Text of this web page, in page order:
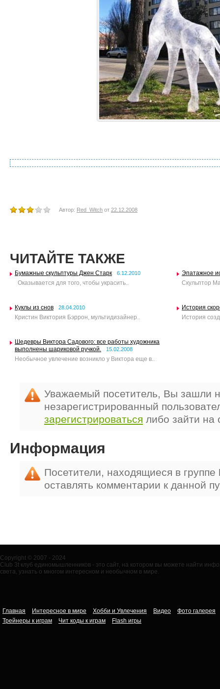
Автор: Red_Witch от 22.12.2008
ЧИТАЙТЕ ТАКЖЕ
Бумажные скульптуры Джен Старк 6.12.2010
Оказывается для того, чтобы украсить..
Эпатажное
Скульптор
Куклы из снов 28.04.2010
Кристин Виктория Бэррон, мультидизайнер..
История
История
Шедевры Виктора Садового: все работы художника
выполнены шариковой ручкой.
15.02.2008
Необычное увлечение возникло у Виктора еще в..
Уважаемый посетитель, Вы зашли
незарегистрированный
зарегистрироваться либо зайти на
Информация
Посетители, находящиеся в группе
оставлять комментарии к данной
Copyright © 2007 - 2024
Club 3t клуб единомышленников - это сайт, на котором вы можете найти
света, узнать о многом интересном и необычном в мире.
Главная Интересное в мире Хобби и Увлечения Видео
Фото галерея
Трейнеры к играм
Чит коды к играм Flash игры